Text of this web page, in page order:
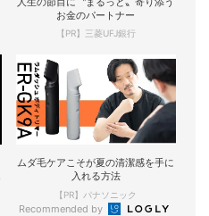
お金のパートナー
【PR】三菱UFJ銀行
ムダ毛ケアこそが夏の清潔感を手に
入れる方法
【PR】パナソニック
Recommended by